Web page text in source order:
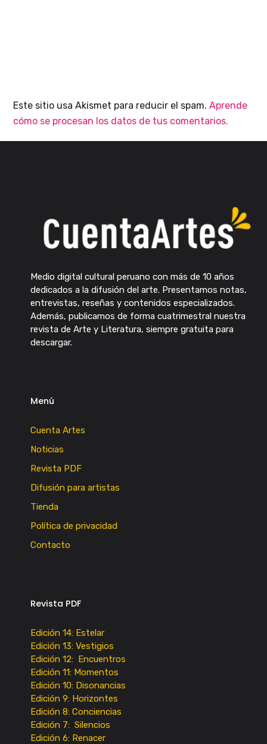
Este sitio usa Akismet para reducir el spam.Aprende
cómo se procesan los datos de tus comentarios.
Medio digital cultural peruano con más de 10 años
dedicados a la difusión del arte. Presentamos notas,
entrevistas, reseñas y contenidos especializados.
Además, publicamos de forma cuatrimestral nuestra
revista de Arte y Literatura, siempre gratuita para
descargar.
Menú
Cuenta Artes
Noticias
Revista PDF
Difusión para artistas
Tienda
Política de privacidad
Contacto
Revista PDF
Edición 14: Estelar
Edición 13: Vestigios
Edición 12: Encuentros
Edición 11: Momentos
Edición 10: Disonancias
Edición 9: Horizontes
Edición 8: Conciencias
Edición 7: Silencios
Edición 6: Renacer